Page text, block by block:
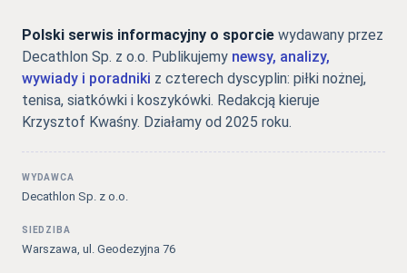
Polski serwis informacyjny o sporcie wydawany przez
Decathlon Sp. z o.o. Publikujemy newsy, analizy,
wywiady i poradniki z czterech dyscyplin: piłki nożnej,
tenisa, siatkówki i koszykówki. Redakcją kieruje
Krzysztof Kwaśny. Działamy od 2025 roku.
WYDAWCA
Decathlon Sp. z o.o.
SIEDZIBA
Warszawa, ul. Geodezyjna 76